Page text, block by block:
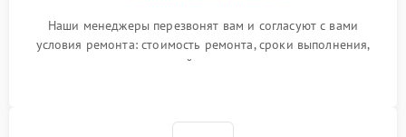
Наши менеджеры перезвонят вам и согласуют с вами
условия ремонта: стоимость ремонта, сроки выполнения,
гарантийные условия